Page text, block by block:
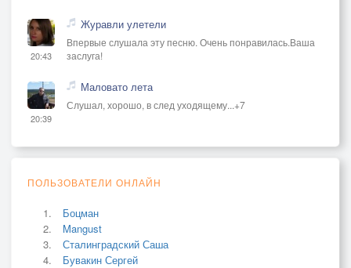
20:43
Журавли улетели
Впервые слушала эту песню. Очень понравилась.Ваша
заслуга!
20:39
Маловато лета
Слушал, хорошо, в след уходящему...+7
ПОЛЬЗОВАТЕЛИ ОНЛАЙН
Боцман
Mangust
Сталинградский Саша
Бувакин Сергей